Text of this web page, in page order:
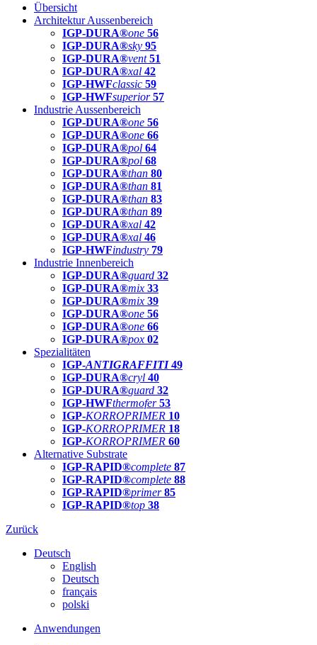
Übersicht
Architektur Aussenbereich
IGP-DURA®one 56
IGP-DURA®sky 95
IGP-DURA®vent 51
IGP-DURA®xal 42
IGP-HWFclassic 59
IGP-HWFsuperior 57
Industrie Aussenbereich
IGP-DURA®one 56
IGP-DURA®one 66
IGP-DURA®pol 64
IGP-DURA®pol 68
IGP-DURA®than 80
IGP-DURA®than 81
IGP-DURA®than 83
IGP-DURA®than 89
IGP-DURA®xal 42
IGP-DURA®xal 46
IGP-HWFindustry 79
Industrie Innenbereich
IGP-DURA®guard 32
IGP-DURA®mix 33
IGP-DURA®mix 39
IGP-DURA®one 56
IGP-DURA®one 66
IGP-DURA®pox 02
Spezialitäten
IGP-ANTIGRAFFITI49
IGP-DURA®cryl 40
IGP-DURA®guard 32
IGP-HWFthermofer 53
IGP-KORROPRIMER 10
IGP-KORROPRIMER 18
IGP-KORROPRIMER 60
Alternative Substrate
IGP-RAPID®complete 87
IGP-RAPID®complete 88
IGP-RAPID®primer 85
IGP-RAPID®top 38
Zurück
Deutsch
English
Deutsch
français
polski
Anwendungen